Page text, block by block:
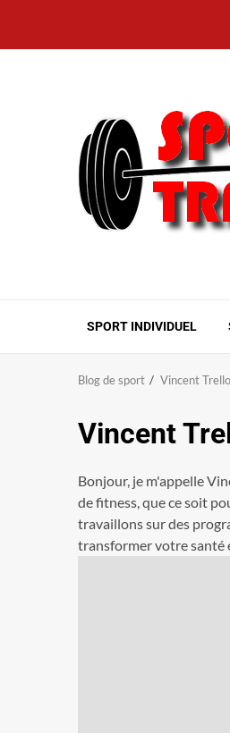
contenu
SPORT INDIVIDUEL
Blog de sport Vincent Trello
Vincent
Bonjour, je m'appelle
de fitness, que ce soit
travaillons sur des
transformer votre santé